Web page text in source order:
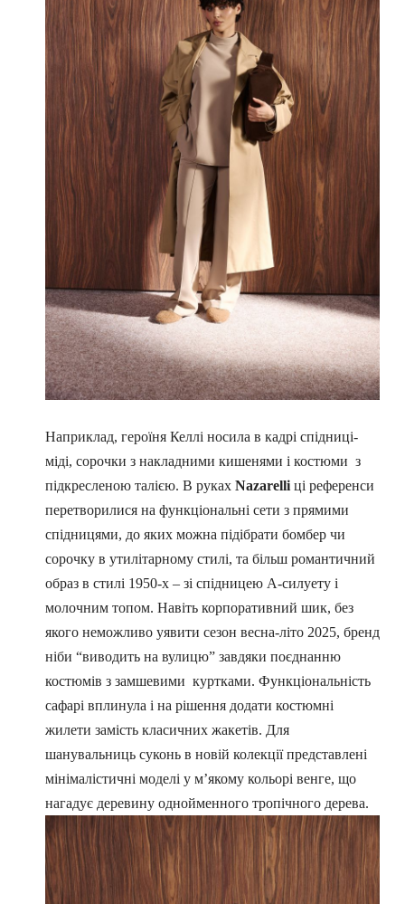
Наприклад, героїня Келлі носила в кадрі спідниці-
міді, сорочки з накладними кишенями і костюми з
підкресленою талією. В руках Nazarelli ці референси
перетворилися на функціональні сети з прямими
спідницями, до яких можна підібрати бомбер чи
сорочку в утилітарному стилі, та більш романтичний
образ в стилі 1950-х – зі спідницею А-силуету і
молочним топом. Навіть корпоративний шик, без
якого неможливо уявити сезон весна-літо 2025, бренд
ніби “виводить на вулицю” завдяки поєднанню
костюмів з замшевими куртками. Функціональність
сафарі вплинула і на рішення додати костюмні
жилети замість класичних жакетів. Для
шанувальниць суконь в новій колекції представлені
мінімалістичні моделі у м’якому кольорі венге, що
нагадує деревину однойменного тропічного дерева.